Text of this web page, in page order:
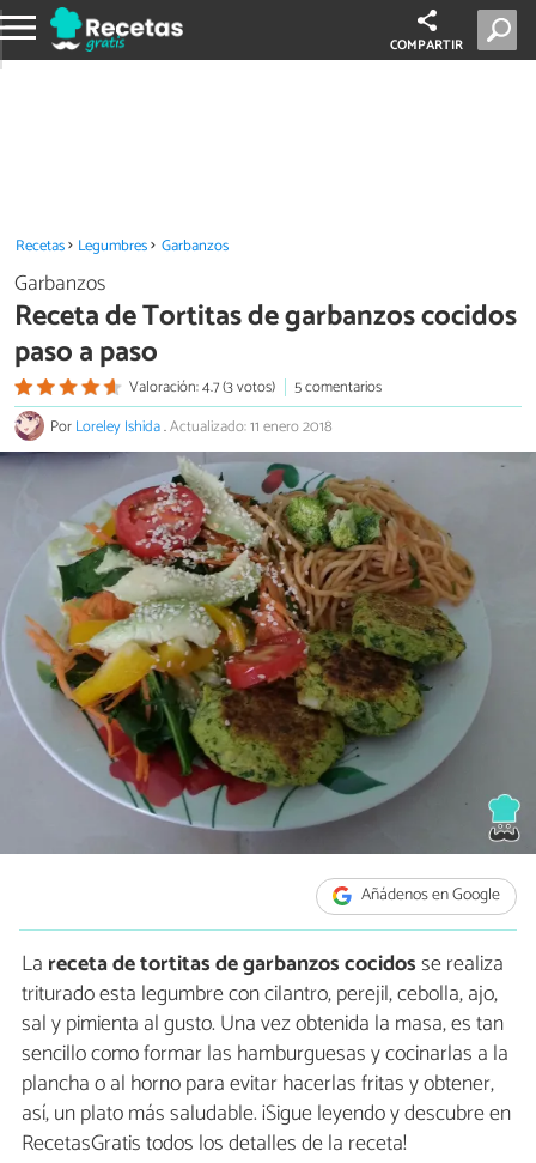
COMPARTIR
Recetas Legumbres Garbanzos
Garbanzos
Receta de Tortitas de garbanzos cocidos
paso a paso
Valoración: 4.7 (3 votos)
5 comentarios
PorLoreley Ishida.Actualizado: 11 enero 2018
Añádenos en Google
La receta de tortitas de garbanzos cocidosse realiza
triturado esta legumbre con cilantro, perejil, cebolla, ajo,
sal y pimienta al gusto. Una vez obtenida la masa, es tan
sencillo como formar las hamburguesas y cocinarlas a la
plancha o al horno para evitar hacerlas fritas y obtener,
así, un plato más saludable. ¡Sigue leyendo y descubre en
RecetasGratis todos los detalles de la receta!